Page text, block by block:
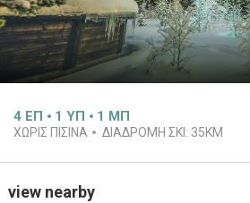
4 ΕΠ 1 ΥΠ 1 ΜΠ
ΧΩΡΙΣ ΠΙΣΙΝΑ ΔΙΑΔΡΟΜΗ ΣΚΙ: 35KM
view nearby